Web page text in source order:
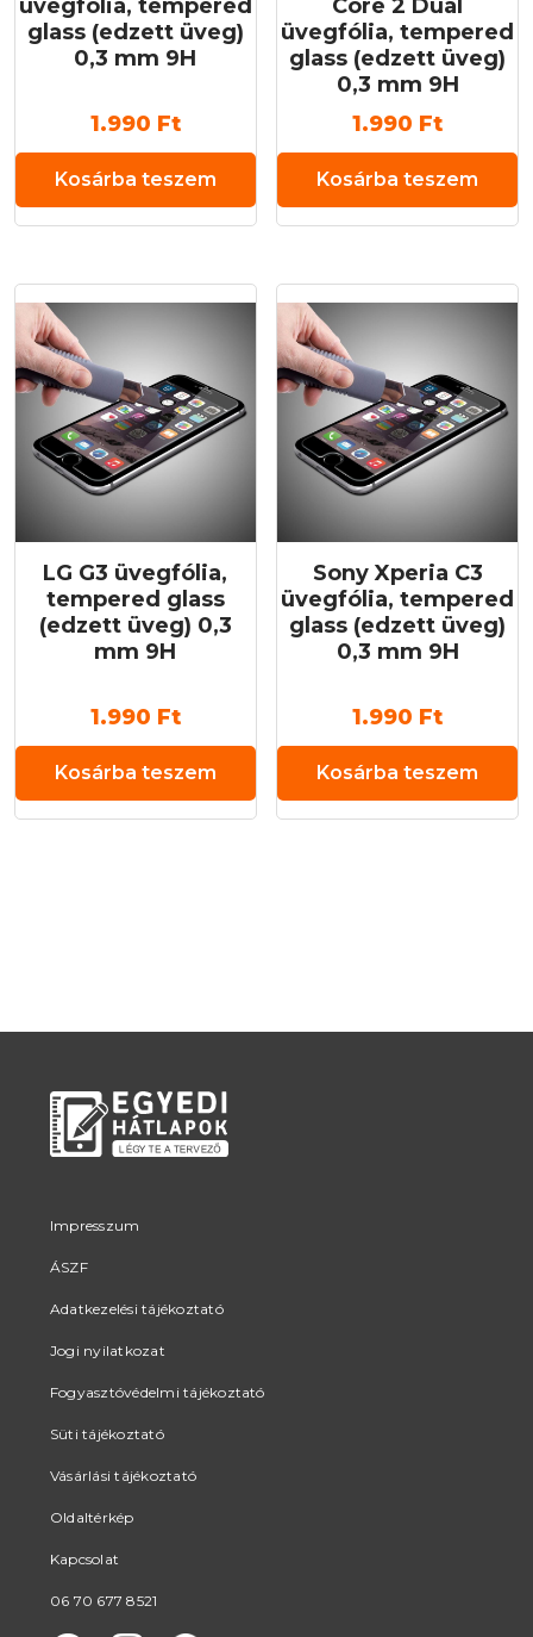
üvegfólia, tempered
glass (edzett üveg)
0,3 mm 9H
1.990 Ft
Kosárba teszem
Core 2 Dual
üvegfólia, tempered
glass (edzett üveg)
0,3 mm 9H
1.990 Ft
Kosárba teszem
LG G3 üvegfólia,
tempered glass
(edzett üveg) 0,3
mm 9H
1.990 Ft
Kosárba teszem
Sony Xperia C3
üvegfólia, tempered
glass (edzett üveg)
0,3 mm 9H
1.990 Ft
Kosárba teszem
Impresszum
ÁSZF
Adatkezelési tájékoztató
Jogi nyilatkozat
Fogyasztóvédelmi tájékoztató
Süti tájékoztató
Vásárlási tájékoztató
Oldaltérkép
Kapcsolat
06 70 677 8521